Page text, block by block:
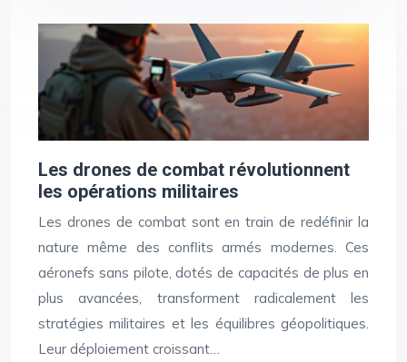
Les drones de combat révolutionnent
les opérations militaires
Les drones de combat sont en train de redéfinir la
nature même des conflits armés modernes. Ces
aéronefs sans pilote, dotés de capacités de plus en
plus avancées, transforment radicalement les
stratégies militaires et les équilibres géopolitiques.
Leur déploiement croissant…